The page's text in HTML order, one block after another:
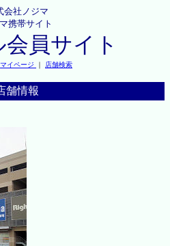
会社ノジマ
携帯サイト
員サイト
マイページ ｜ 店舗検索
舗情報